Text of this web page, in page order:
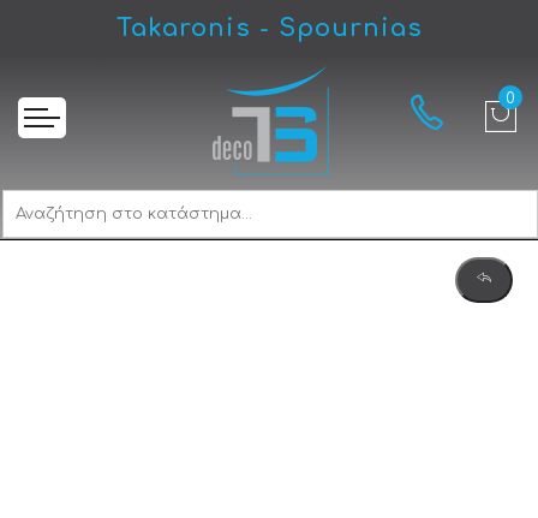
Takaronis - Spournias
Karag AC00903-O Oro Μπράτσο Κεφαλής Ντους